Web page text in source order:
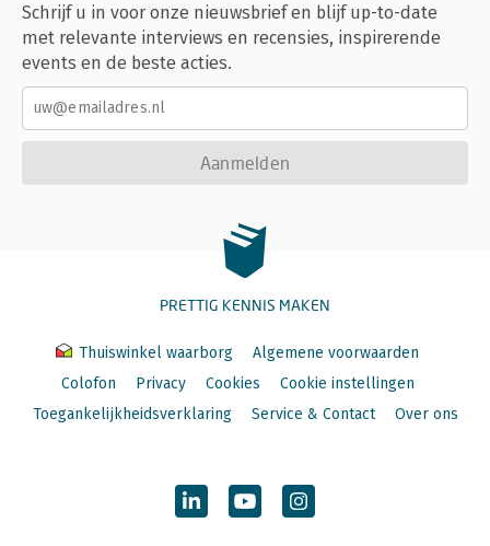
Schrijf u in voor onze nieuwsbrief en blijf up-to-date
met relevante interviews en recensies, inspirerende
events en de beste acties.
Aanmelden
PRETTIG KENNIS MAKEN
Thuiswinkel waarborg
Algemene voorwaarden
Colofon
Privacy Cookies
Cookie instellingen
Toegankelijkheidsverklaring
Service & Contact Over ons